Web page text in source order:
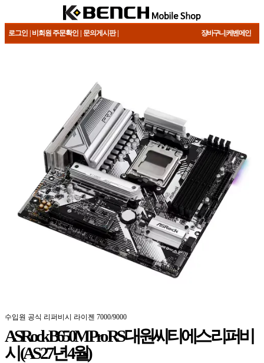
로그인 | 비회원 주문확인 문의게시판 케벤 메인
장바구니
수입원 공식 리퍼비시 라이젠 7000/9000
ASRock B650M Pro RS 대원씨티에스 리퍼비
시 (AS 27년 4월)